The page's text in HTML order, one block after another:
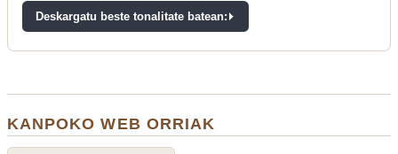
Deskargatu beste tonalitate batean:
KANPOKO WEB ORRIAK